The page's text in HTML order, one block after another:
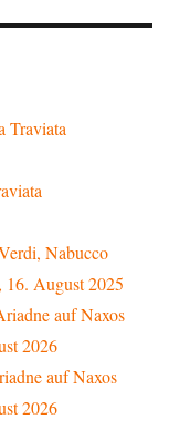
Traviata
Nabucco
16. August 2025
auf Naxos
2026
auf Naxos
2026